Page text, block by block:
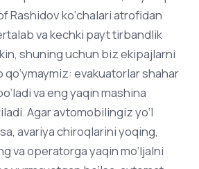
Rashidov ko‘chalari atrofidan
va kechki payt tirbandlik
shuning uchun biz ekipajlarni
evakuatorlar shahar
va eng yaqin mashina
Agar avtomobilingiz yo‘l
avariya chiroqlarini yoqing,
va operatorga yaqin mo‘ljalni